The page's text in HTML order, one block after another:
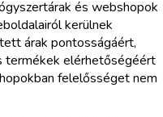
és webshopok
kerülnek
árak pontosságáért,
termékek elérhetőségéért
felelősséget nem